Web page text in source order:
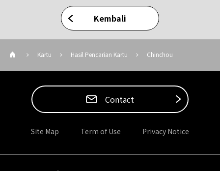
Kembali
Kartu Hasil Pencarian Kartu Chinchou
Contact
Site Map Term of Use Privacy Notice